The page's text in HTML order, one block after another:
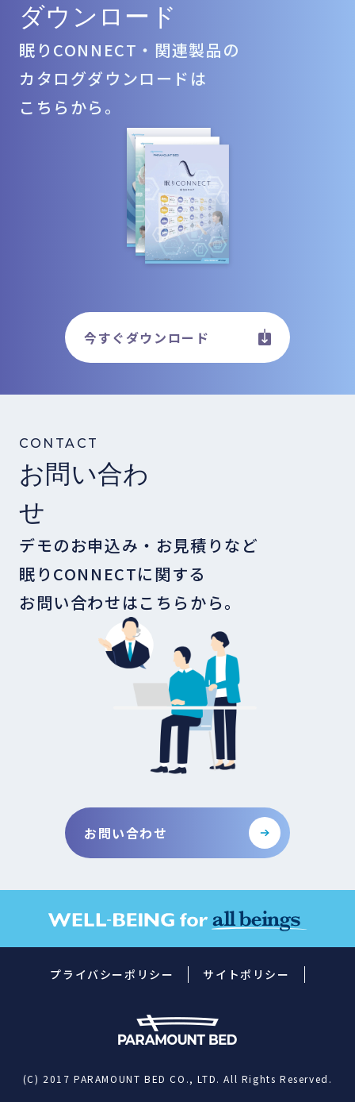
ダウンロード
眠りCONNECT・関連製品の
カタログダウンロードは
こちらから。
今すぐダウンロード
CONTACT
お問い合わ
せ
デモのお申込み・お見積りなど
眠りCONNECTに関する
お問い合わせはこちらから。
お問い合わせ
プライバシーポリシー サイトポリシー
(C) 2017 PARAMOUNT BED CO., LTD. All Rights Reserved.